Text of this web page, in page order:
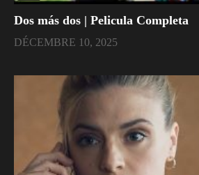
Dos más dos | Pelicula Completa
DÉCEMBRE 10, 2025